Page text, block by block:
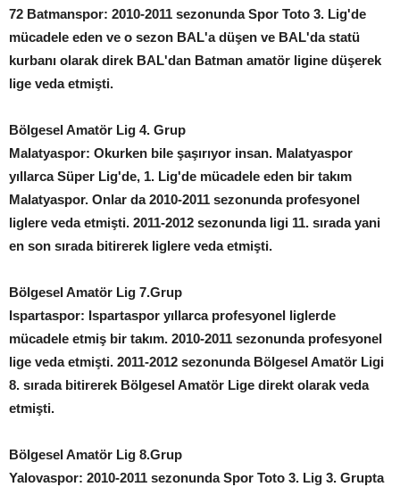
72 Batmanspor: 2010-2011 sezonunda Spor Toto 3. Lig'de
mücadele eden ve o sezon BAL'a düşen ve BAL'da statü
kurbanı olarak direk BAL'dan Batman amatör ligine düşerek
lige veda etmişti.
Bölgesel Amatör Lig 4. Grup
Malatyaspor: Okurken bile şaşırıyor insan. Malatyaspor
yıllarca Süper Lig'de, 1. Lig'de mücadele eden bir takım
Malatyaspor. Onlar da 2010-2011 sezonunda profesyonel
liglere veda etmişti. 2011-2012 sezonunda ligi 11. sırada yani
en son sırada bitirerek liglere veda etmişti.
Bölgesel Amatör Lig 7.Grup
Ispartaspor: Ispartaspor yıllarca profesyonel liglerde
mücadele etmiş bir takım. 2010-2011 sezonunda profesyonel
lige veda etmişti. 2011-2012 sezonunda Bölgesel Amatör Ligi
8. sırada bitirerek Bölgesel Amatör Lige direkt olarak veda
etmişti.
Bölgesel Amatör Lig 8.Grup
Yalovaspor: 2010-2011 sezonunda Spor Toto 3. Lig 3. Grupta